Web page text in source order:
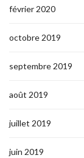
février 2020
octobre 2019
septembre 2019
août 2019
juillet 2019
juin 2019